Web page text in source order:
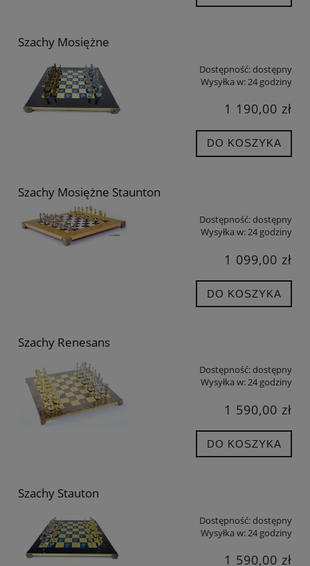
Szachy Mosiężne
Dostępność:dostępny
Wysyłka w:24 godziny
1 190,00 zł
DO KOSZYKA
Szachy Mosiężne Staunton
Dostępność:dostępny
Wysyłka w:24 godziny
1 099,00 zł
DO KOSZYKA
Szachy Renesans
Dostępność:dostępny
Wysyłka w:24 godziny
1 590,00 zł
DO KOSZYKA
Szachy Stauton
Dostępność:dostępny
Wysyłka w: 24 godziny
1 590,00 zł